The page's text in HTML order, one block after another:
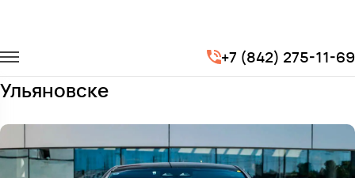
+7 (842) 275-11-69
Легковые автомобили
Заказать Mercedes EQE с водителем в
Ульяновске